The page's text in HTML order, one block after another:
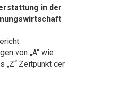
in der
von „A“ wie
„Z“ Zeitpunkt der